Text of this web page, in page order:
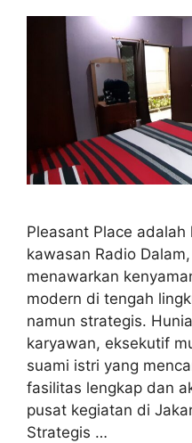
Pleasant Place
kawasan Radio
menawarkan
modern di tengah
namun strategis.
karyawan, eksekutif
suami istri yang
fasilitas lengkap dan
pusat kegiatan di
Strategis …